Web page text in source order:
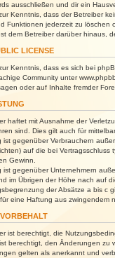
ausschließen und dir ein
Kenntnis, dass der Betreiber
Funktionen jederzeit zu löschen
dem Betreiber darüber hinaus,
LICENSE
Kenntnis, dass es sich bei
Community unter
oder auf Inhalte fremder
haftet mit Ausnahme der
sind. Dies gilt auch für
ist gegenüber Verbrauchern
auf die bei
Gewinn.
ist gegenüber Unternehmern
im Übrigen der Höhe nach auf
der Absätze a bis c
eine Haftung aus zwingendem
ist berechtigt, die
berechtigt, den Änderungen zu
gelten als anerkannt und